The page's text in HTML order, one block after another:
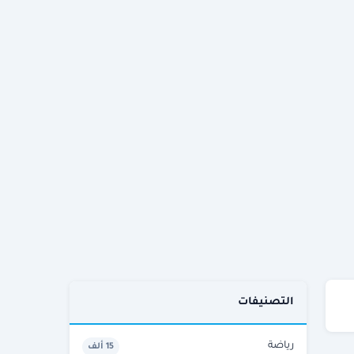
التصنيفات
رياضة 15 ألف